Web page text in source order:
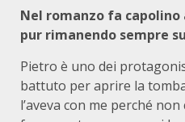
Nel romanzo fa
pur rimanendo sempre
Pietro è uno dei
battuto per aprire la tomba
l’aveva con me perché